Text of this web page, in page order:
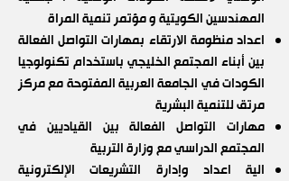
المهندسين الكويتية و مؤتمر تنمية المراة
اعداد منظومة الارتقاء بمهارات التواصل الفعالة
بين أبناء المجتمع الخليجي باستخدام تكنولوجيا
الكودات في الجامعة العربية المفتوحة مع مركز
مرتق للتنمية البشرية
مهارات التواصل الفعالة بين القياديين في
المجتمع الدراسي مع وزارة التربية
الية اعداد وإدارة التشريعات الإلكترونية